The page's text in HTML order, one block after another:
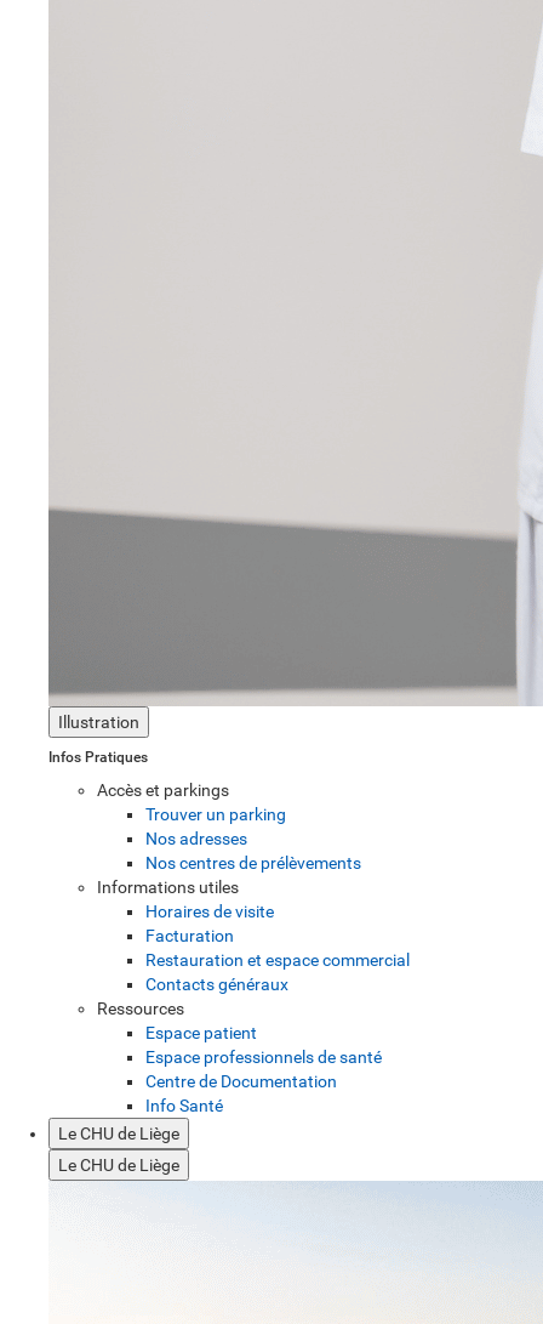
Illustration
Infos Pratiques
Accès et parkings
Trouver un parking
Nos adresses
Nos centres de prélèvements
Informations utiles
Horaires de visite
Facturation
Restauration et espace commercial
Contacts généraux
Ressources
Espace patient
Espace professionnels de santé
Centre de Documentation
Info Santé
Le CHU de Liège
Le CHU de Liège